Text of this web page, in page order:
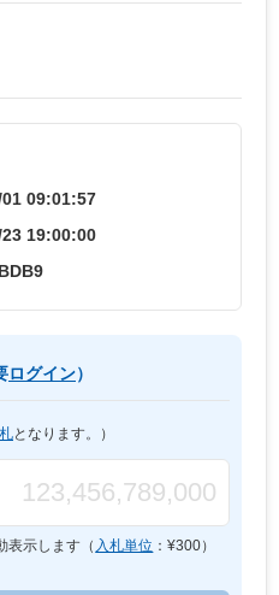
09:01:57
19:00:00
ログイン）
となります。）
表示します（ 入札単位 ：¥300）